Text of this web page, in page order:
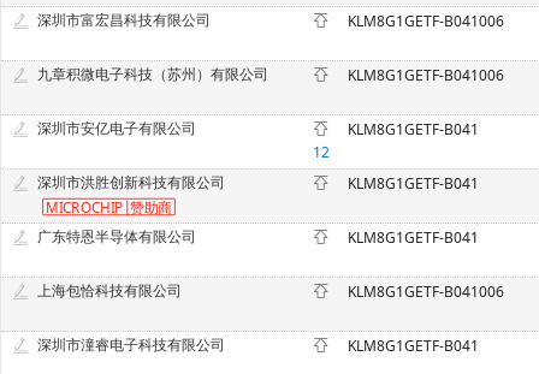
深圳市富宏昌科技有限公司 KLM8G1GETF-B041006
九章积微电子科技（苏州）有限公司 KLM8G1GETF-B041006
深圳市安亿电子有限公司
12
KLM8G1GETF-B041
深圳市洪胜创新科技有限公司
MICROCHIP 赞助商
KLM8G1GETF-B041
广东特恩半导体有限公司 KLM8G1GETF-B041
上海包恰科技有限公司 KLM8G1GETF-B041006
深圳市潼睿电子科技有限公司 KLM8G1GETF-B041